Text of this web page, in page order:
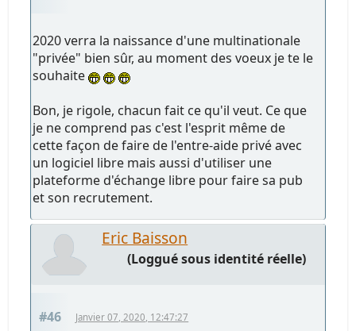
2020 verra la naissance d'une multinationale
"privée" bien sûr, au moment des voeux je te le
souhaite
Bon, je rigole, chacun fait ce qu'il veut. Ce que
je ne comprend pas c'est l'esprit même de
cette façon de faire de l'entre-aide privé avec
un logiciel libre mais aussi d'utiliser une
plateforme d'échange libre pour faire sa pub
et son recrutement.
Eric Baisson
(Loggué sous identité réelle)
#46 Janvier 07, 2020, 12:47:27